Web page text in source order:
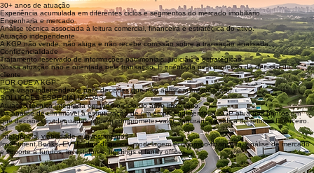
A KGP integra essas variáveis para oferecer análises consistentes, tecnicamente
fundamentadas e alinhadas aos interesses de quem contrata.
30+ anos de atuação
Experiência acumulada em diferentes ciclos e segmentos do mercado imobiliário.
Engenharia e mercado
Análise técnica associada à leitura comercial, financeira e estratégica do ativo.
Atuação independente
A KGP não vende, não aluga e não recebe comissão sobre a transação analisada.
Confidencialidade
Tratamento reservado de informações patrimoniais, judiciais e estratégicas.
Nossa atuação não é orientada pela transação. É orientada pela proteção da decisão do
cliente.
POR QUE A KGP
Uma visão independente para decisões que não admitem improvisação.
SOLUÇÕES ESPECIALIZADAS
Atuação técnica integrada em todo o ciclo do ativo imobiliário.
Da análise de um imóvel à estruturação de um empreendimento, a KGP atua nos pontos em
que decisões inadequadas podem comprometer valor, segurança jurídica ou retorno financeiro.
04
Inteligência, viabilidade e investimentos
Investment Books, EVTE, due diligence, modelagem econômico-financeira, análise de mercado
e suporte a fundos, investidores, holdings e family offices.